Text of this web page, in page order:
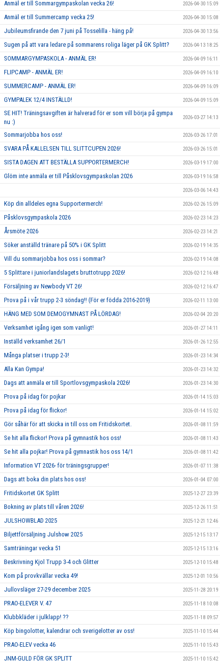
Anmäl er till Sommargympaskolan vecka 26! 2026-04-30 15:09
Anmäl er till Summercamp vecka 25! 2026-04-30 15:08
Jubileumsfirande den 7 juni på Tosselilla - häng på! 2026-04-30 13:56
Sugen på att vara ledare på sommarens roliga läger på GK Splitt? 2026-04-13 18:25
SOMMARGYMPASKOLA - ANMÄL ER! 2026-04-09 16:11
FLIPCAMP - ANMÄL ER! 2026-04-09 16:10
SUMMERCAMP - ANMÄL ER! 2026-04-09 16:09
GYMPALEK 12/4 INSTÄLLD! 2026-04-09 15:09
SE HIT! Träningsavgiften är halverad för er som vill börja på gympa
nu :)
2026-03-27 14:13
Sommarjobba hos oss! 2026-03-26 17:01
SVARA PÅ KALLELSEN TILL SLITTCUPEN 2026! 2026-03-26 15:01
SISTA DAGEN ATT BESTÄLLA SUPPORTERMERCH! 2026-03-19 17:00
Glöm inte anmäla er till Påsklovsgympaskolan 2026 2026-03-19 16:58
2026-03-06 14:43
Köp din alldeles egna Supportermerch! 2026-02-26 15:09
Påsklovsgympaskola 2026 2026-02-23 14:23
Årsmöte 2026 2026-02-23 14:21
Söker anställd tränare på 50% i GK Splitt 2026-02-19 14:35
Vill du sommarjobba hos oss i sommar? 2026-02-19 14:08
5 Splittare i juniorlandslagets bruttotrupp 2026! 2026-02-12 16:48
Försäljning av Newbody VT 26! 2026-02-12 16:47
Prova på i vår trupp 2-3 söndag!! (För er födda 2016-2019) 2026-02-11 13:00
HÄNG MED SOM DEMOGYMNAST PÅ LÖRDAG! 2026-02-04 20:20
Verksamhet igång igen som vanligt! 2026-01-27 14:11
Inställd verksamhet 26/1 2026-01-26 12:55
Många platser i trupp 2-3! 2026-01-23 14:34
Alla Kan Gympa! 2026-01-23 14:32
Dags att anmäla er till Sportlovsgympaskola 2026! 2026-01-23 14:30
Prova på idag för pojkar 2026-01-14 15:03
Prova på idag för flickor! 2026-01-14 15:02
Gör såhär för att skicka in till oss om Fritidskortet. 2026-01-08 11:59
Se hit alla flickor! Prova på gymnastik hos oss! 2026-01-08 11:43
Se hit alla pojkar! Prova på gymnastik hos oss 14/1 2026-01-08 11:42
Information VT 2026- för träningsgrupper! 2026-01-07 11:38
Dags att boka din plats hos oss! 2026-01-04 07:00
Fritidskortet GK Splitt 2025-12-27 23:39
Bokning av plats till våren 2026! 2025-12-26 11:51
JULSHOWBLAD 2025 2025-12-21 12:46
Biljettförsäljning Julshow 2025 2025-12-15 13:17
Samträningar vecka 51 2025-12-15 13:16
Beskrivning Kjol Trupp 3-4 och Glitter 2025-12-10 15:48
Kom på provkvällar vecka 49! 2025-12-01 10:56
Jullovsläger 27-29 december 2025 2025-11-28 20:19
PRAO-ELEVER V. 47 2025-11-18 10:08
Klubbkläder i julklapp! ?? 2025-11-18 09:57
Köp bingolotter, kalendrar och sverigelotter av oss! 2025-11-10 15:44
PRAO-ELEV vecka 46 2025-11-10 15:43
JNM-GULD FÖR GK SPLITT 2025-11-10 15:42